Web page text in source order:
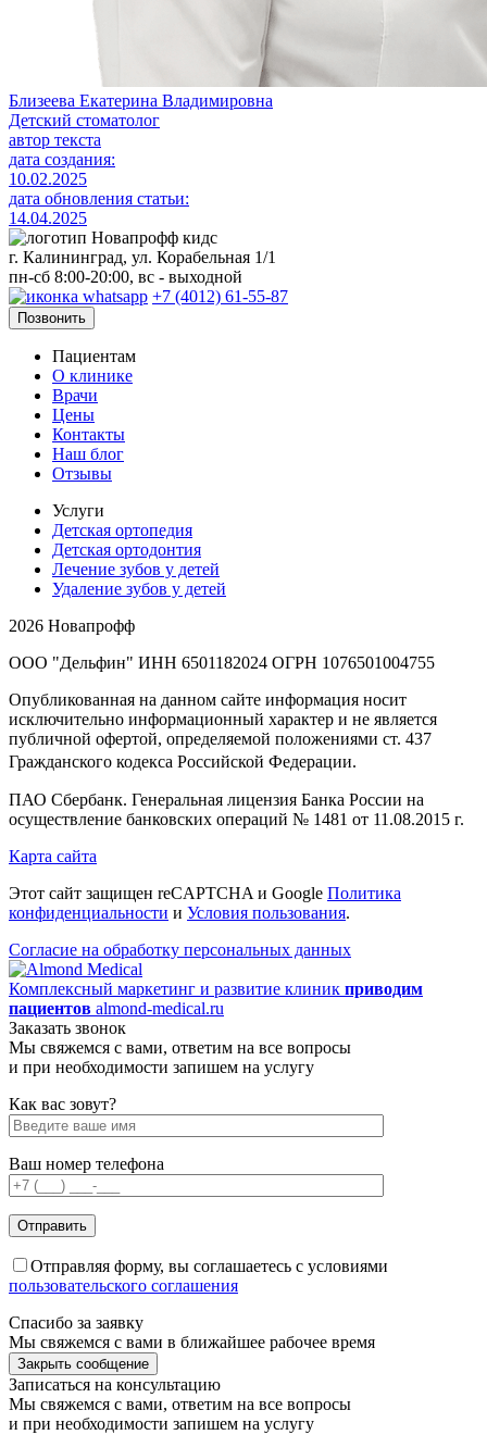
Близеева Екатерина Владимировна
Детский стоматолог
автор текста
дата создания:
10.02.2025
дата обновления статьи:
14.04.2025
г. Калининград, ул. Корабельная 1/1
пн-сб 8:00-20:00, вс - выходной
+7 (4012) 61-55-87
Позвонить
Пациентам
О клинике
Врачи
Цены
Контакты
Наш блог
Отзывы
Услуги
Детская ортопедия
Детская ортодонтия
Лечение зубов у детей
Удаление зубов у детей
2026 Новапрофф
ООО "Дельфин" ИНН 6501182024 ОГРН 1076501004755
Опубликованная на данном сайте информация носит
исключительно информационный характер и не является
публичной офертой, определяемой положениями ст. 437
Гражданского кодекса Российской Федерации.
ПАО Сбербанк. Генеральная лицензия Банка России на
осуществление банковских операций № 1481 от 11.08.2015 г.
Карта сайта
Этот сайт защищен reCAPTCHA и Google Политика
конфиденциальности и Условия пользования.
Согласие на обработку персональных данных
Комплексный маркетинг и развитие клиник приводим
пациентов almond-medical.ru
Заказать звонок
Мы свяжемся с вами, ответим на все вопросы
и при необходимости запишем на услугу
Как вас зовут?
Ваш номер телефона
Отправляя форму, вы соглашаетесь с условиями
пользовательского соглашения
Спасибо за заявку
Мы свяжемся с вами в ближайшее рабочее время
Закрыть сообщение
Записаться на консультацию
Мы свяжемся с вами, ответим на все вопросы
и при необходимости запишем на услугу